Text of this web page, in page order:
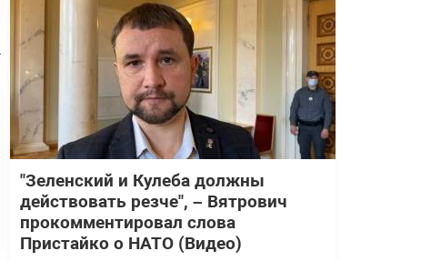
"Зеленский и Кулеба должны
действовать резче", – Вятрович
прокомментировал слова
Пристайко о НАТО (Видео)